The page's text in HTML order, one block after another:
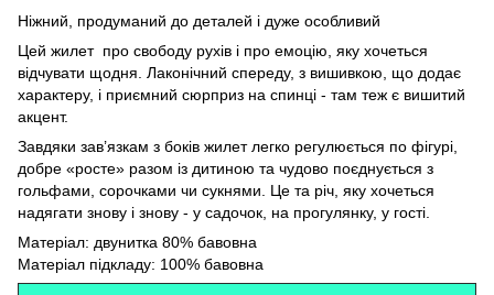
Ніжний, продуманий до деталей і дуже особливий
Цей жилет про свободу рухів і про емоцію, яку хочеться
відчувати щодня. Лаконічний спереду, з вишивкою, що додає
характеру, і приємний сюрприз на спинці - там теж є вишитий
акцент.
Завдяки зав’язкам з боків жилет легко регулюється по фігурі,
добре «росте» разом із дитиною та чудово поєднується з
гольфами, сорочками чи сукнями. Це та річ, яку хочеться
надягати знову і знову - у садочок, на прогулянку, у гості.
Матеріал: двунитка 80% бавовна
Матеріал підкладу: 100% бавовна